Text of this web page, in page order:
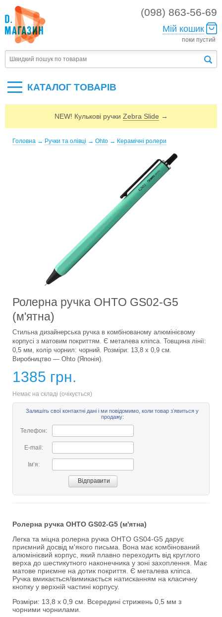
(098) 863-56-69
Мій кошик
поки пустий
КАТАЛОГ ТОВАРIВ
NEW! Кулькові ручки Zebra Slide →
Головна → Ручки та олівці → Ohto → Керамічні ролери
Ролерна ручка OHTO GS02-G5
(м'ятна)
Стильна дизайнерська ручка в комбінованому алюмінієвому
корпусі з матовим покриттям. Є металева кліпса. Товщина лінії:
0,5 мм, колір чорнил: чорний. Розміри: 13,8 х 0,9 см.
Виробництво — Ohto (Японія).
1385 грн.
Немає на складі (очікується)
Залишіть свої контактні дані і ми повідомимо, коли товар зʼявиться у
продажу:
Телефон:
E-mail:
Імʼя:
Ролерна ручка OHTO GS02-G5 (м'ятна)
Легка та міцна ролерна ручка OHTO GS04-G5 дарує
приємний досвід м'якого письма. Вона має комбінований
алюмінієвий корпус, який плавно переходить від круглого
верха до шестикутного наконечника у зоні захоплення. Має
матове приємне на дотик покриття. Є металева кліпса.
Ручка вмикається/вимикається натисканням на класичну
кнопку у верхній частині корпусу.
Розміри: 13,8 х 0,9 см. Всередині стрижень 0,5 мм з
чорними чорнилами.